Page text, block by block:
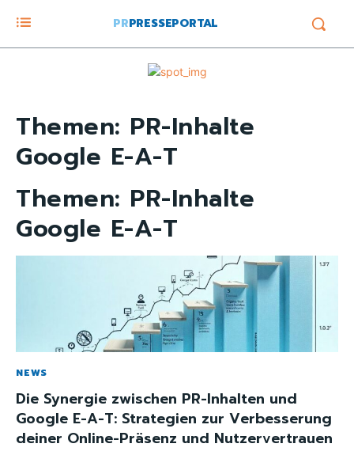
PRPRESSEPORTAL
Themen: PR-Inhalte
Google E-A-T
Themen: PR-Inhalte
Google E-A-T
NEWS
Die Synergie zwischen PR-Inhalten und
Google E-A-T: Strategien zur Verbesserung
deiner Online-Präsenz und Nutzervertrauen